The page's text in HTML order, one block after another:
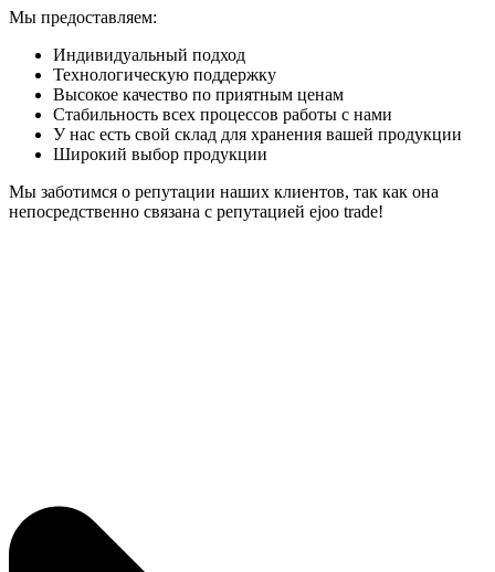
Мы предоставляем:
Индивидуальный подход
Технологическую поддержку
Высокое качество по приятным ценам
Стабильность всех процессов работы с нами
У нас есть свой склад для хранения вашей продукции
Широкий выбор продукции
Мы заботимся о репутации наших клиентов, так как она
непосредственно связана с репутацией ejoo trade!